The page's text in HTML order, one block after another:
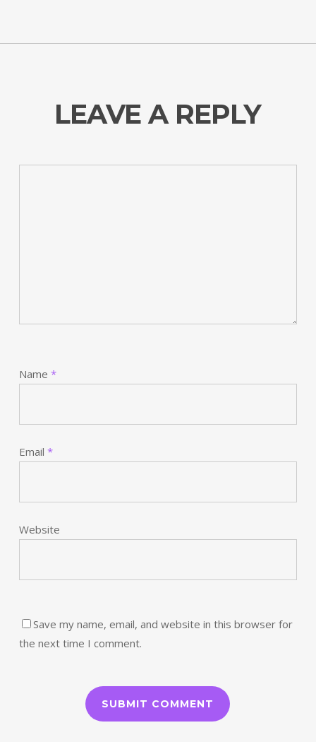
LEAVE A REPLY
Name *
Email *
Website
Save my name, email, and website in this browser for
the next time I comment.